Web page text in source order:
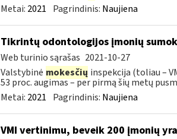
Metai: 2021 Pagrindinis: Naujiena
Tikrintų odontologijos įmonių
Web turinio sąrašas 2021-10-27
Valstybinė mokesčių inspekcija (toliau –
53 proc. augimas – per pirmą šių metų
Metai: 2021 Pagrindinis: Naujiena
VMI vertinimu, beveik 200 įmonių